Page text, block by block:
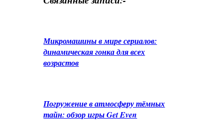
Микромашины в мире сериалов:
динамическая гонка для всех
возрастов
Погружение в атмосферу тёмных
тайн: обзор игры Get Even